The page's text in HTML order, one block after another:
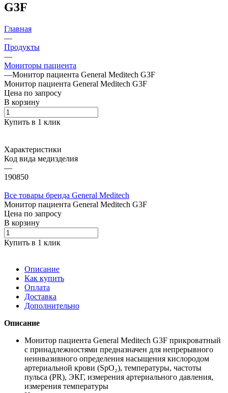
G3F
Главная
—
Продукты
—
Мониторы пациента
—Монитор пациента General Meditech G3F
Монитор пациента General Meditech G3F
Цена по запросу
В корзину
Купить в 1 клик
Характеристики
Код вида медизделия
—
190850
Все товары бренда General Meditech
Монитор пациента General Meditech G3F
Цена по запросу
В корзину
Купить в 1 клик
Описание
Как купить
Оплата
Доставка
Дополнительно
Описание
Монитор пациента General Meditech G3F прикроватный
с принадлежностями предназначен для непрерывного
неинвазивного определения насыщения кислородом
артериальной крови (SpO₂), температуры, частоты
пульса (PR), ЭКГ, измерения артериального давления,
измерения температуры